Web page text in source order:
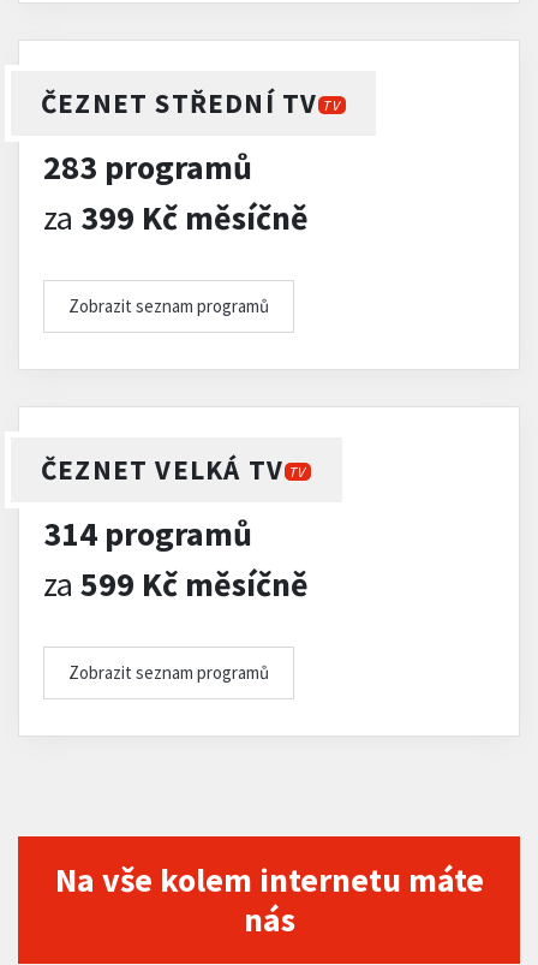
ČEZNET STŘEDNÍ TV TV
283 programů
za 399 Kč měsíčně
Zobrazit seznam programů
ČEZNET VELKÁ TV TV
314 programů
za 599 Kč měsíčně
Zobrazit seznam programů
Na vše kolem internetu máte
nás